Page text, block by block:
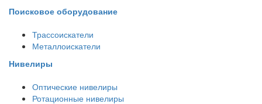
Поисковое оборудование
Трассоискатели
Металлоискатели
Нивелиры
Оптические нивелиры
Ротационные нивелиры